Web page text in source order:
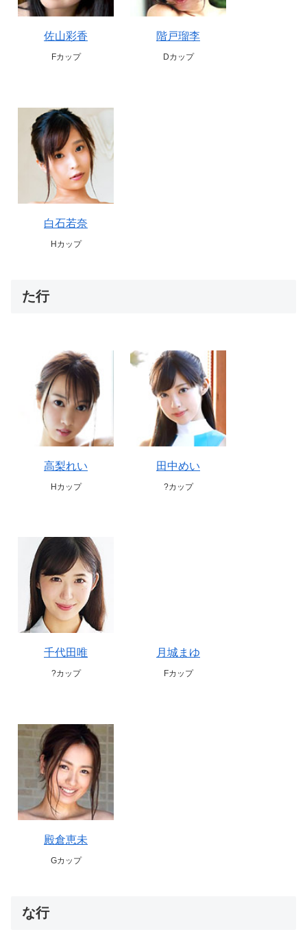
佐山彩香
Fカップ
階戸瑠李
Dカップ
白石若奈
Hカップ
た行
高梨れい
Hカップ
田中めい
?カップ
千代田唯
?カップ
月城まゆ
Fカップ
殿倉恵未
Gカップ
な行